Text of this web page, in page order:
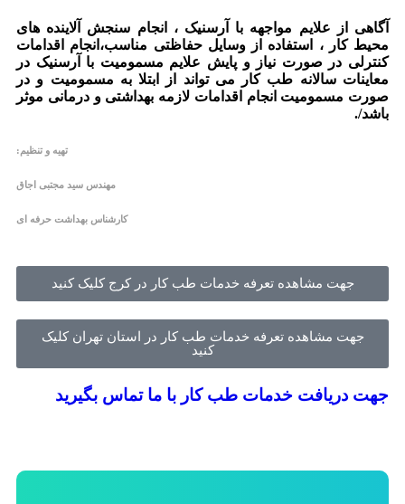
آگاهی از علایم مواجهه با آرسنیک ، انجام سنجش آلاینده های
محیط کار ، استفاده از وسایل حفاظتی مناسب،انجام اقدامات
کنترلی در صورت نیاز و پایش علایم مسمومیت با آرسنیک در
معاینات سالانه طب کار می تواند از ابتلا به مسمومیت و در
صورت مسمومیت انجام اقدامات لازمه بهداشتی و درمانی موثر
باشد/.
تهیه و تنظیم:
مهندس سید مجتبی اجاق
کارشناس بهداشت حرفه ای
جهت مشاهده تعرفه خدمات طب کار در کرج کلیک کنید
جهت مشاهده تعرفه خدمات طب کار در استان تهران کلیک
کنید
جهت دریافت خدمات طب کار با ما تماس بگیرید